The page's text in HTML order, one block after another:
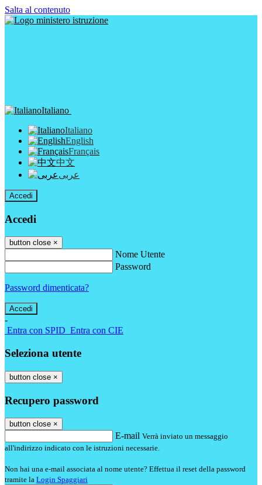
Salta al contenuto
Italiano
Italiano
English
Français
中文
عربى
Accedi
Accedi
button close ×
Nome Utente
Password
Password dimenticata?
-
Entra con SPID Entra con CIE
Seleziona utente
button close ×
Recupero password
button close ×
E-mail Verrà inviato un messaggio
all'indirizzo indicato con le istruzioni necessarie.
Non hai una e-mail associata al nome utente? Effettua il reset della password
tramite la Login Spaggiari